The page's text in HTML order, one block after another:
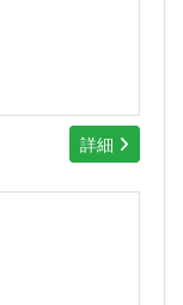
詳細